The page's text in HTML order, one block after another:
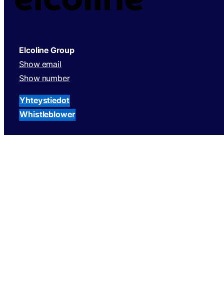
Elcoline Group
Show email
Show number
Yhteystiedot
Whistleblower